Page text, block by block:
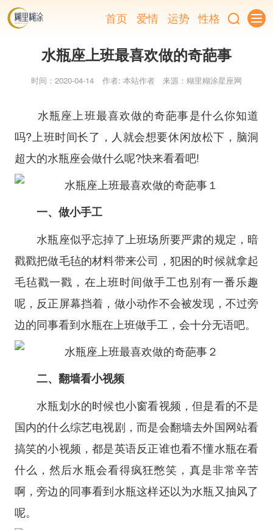
首页 爱情 运势 性格
水瓶座上班最喜欢做的奇葩事
时间：2020-04-14 作者: 本站作者 来源：糊里糊涂星座网
水瓶座上班最喜欢做的奇葩事是什么你知道
吗?上班时间长了，人就会想要休闲放松下，脑洞
超大的水瓶座会做什么呢?快来看看吧!
一、做小手工
水瓶座似乎忘掉了上班场所要严肃的规定，暗
戳戳把做毛毡的材料带来公司，犯困的时候就拿起
毛毡戳一戳，在上班时间做手工也别有一番乐趣
呢，反正屏幕挡着，做小动作不会被发现，不过旁
边的同事看到水瓶在上班做手工，会十分无语吧。
二、翻墙看小视频
水瓶划水的时候也小窗看视频，但是看的不是
国内的什么综艺电视剧，而是会翻墙去外国网站看
搞笑的小视频，都是英语反正谁也看不懂水瓶在看
什么，然后水瓶会看得疯狂憋笑，真是非常辛苦
啊，旁边的同事看到水瓶这样还以为水瓶又抽风了
呢。